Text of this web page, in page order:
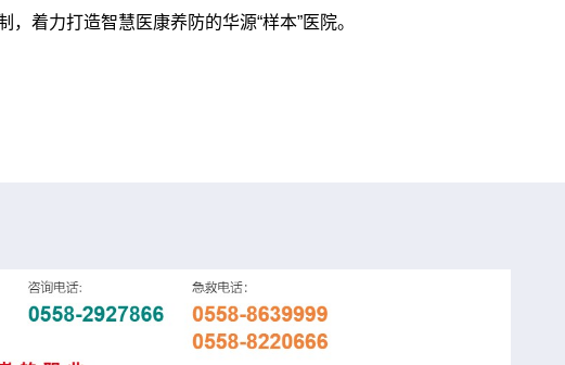
着力打造智慧医康养防的华源“样本”医院。